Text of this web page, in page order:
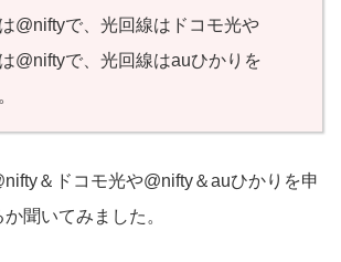
@niftyで、光回線はドコモ光や
@niftyで、光回線はauひかりを
＆ドコモ光や@nifty＆auひかりを申
聞いてみました。